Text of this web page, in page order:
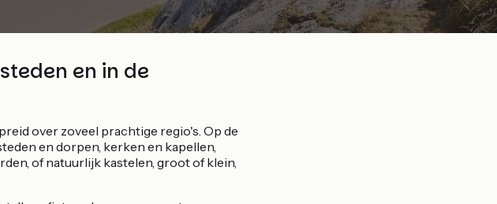
en in de
over zoveel prachtige regio's. Op de
en dorpen, kerken en kapellen,
of natuurlijk kastelen, groot of klein,